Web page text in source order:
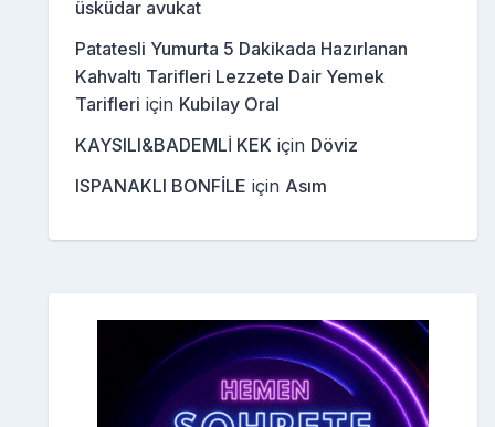
üsküdar avukat
Patatesli Yumurta 5 Dakikada Hazırlanan
Kahvaltı Tarifleri Lezzete Dair Yemek
Tarifleri için Kubilay Oral
KAYSILI&BADEMLİ KEK için Döviz
ISPANAKLI BONFİLE için Asım